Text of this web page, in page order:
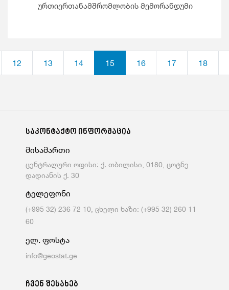
ურთიერთანამშრომლობის მემორანდუმი
12 13 14 15 16 17 18
საკონტაქტო ინფორმაცია
მისამართი
ცენტრალური ოფისი: ქ. თბილისი, 0180, ცოტნე
დადიანის ქ. 30
ტელეფონი
(+995 32) 236 72 10, ცხელი ხაზი: (+995 32) 260 11
60
ელ. ფოსტა
info@geostat.ge
ჩვენ შესახებ